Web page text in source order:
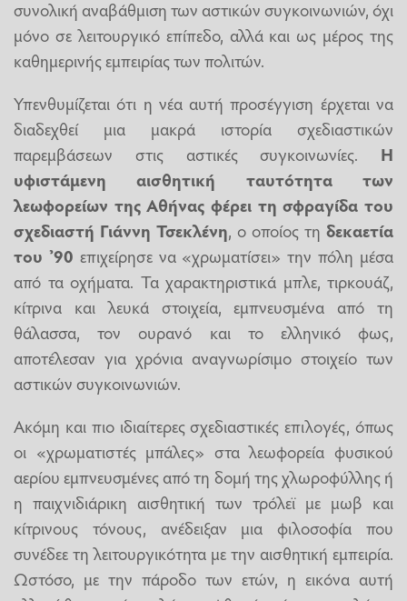
συνολική αναβάθμιση των αστικών συγκοινωνιών, όχι
μόνο σε λειτουργικό επίπεδο, αλλά και ως μέρος της
καθημερινής εμπειρίας των πολιτών.
Υπενθυμίζεται ότι η νέα αυτή προσέγγιση έρχεται να
διαδεχθεί μια μακρά ιστορία σχεδιαστικών
παρεμβάσεων στις αστικές συγκοινωνίες. Η
υφιστάμενη αισθητική ταυτότητα των
λεωφορείων της Αθήνας φέρει τη σφραγίδα του
σχεδιαστή Γιάννη Τσεκλένη, ο οποίος τη δεκαετία
του ’90 επιχείρησε να «χρωματίσει» την πόλη μέσα
από τα οχήματα. Τα χαρακτηριστικά μπλε, τιρκουάζ,
κίτρινα και λευκά στοιχεία, εμπνευσμένα από τη
θάλασσα, τον ουρανό και το ελληνικό φως,
αποτέλεσαν για χρόνια αναγνωρίσιμο στοιχείο των
αστικών συγκοινωνιών.
Ακόμη και πιο ιδιαίτερες σχεδιαστικές επιλογές, όπως
οι «χρωματιστές μπάλες» στα λεωφορεία φυσικού
αερίου εμπνευσμένες από τη δομή της χλωροφύλλης ή
η παιχνιδιάρικη αισθητική των τρόλεϊ με μωβ και
κίτρινους τόνους, ανέδειξαν μια φιλοσοφία που
συνέδεε τη λειτουργικότητα με την αισθητική εμπειρία.
Ωστόσο, με την πάροδο των ετών, η εικόνα αυτή